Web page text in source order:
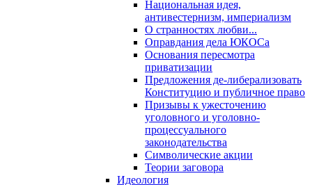
Национальная идея,
антивестернизм, империализм
О странностях любви...
Оправдания дела ЮКОСа
Основания пересмотра
приватизации
Предложения де-либерализовать
Конституцию и публичное право
Призывы к ужесточению
уголовного и уголовно-
процессуального
законодательства
Символические акции
Теории заговора
Идеология